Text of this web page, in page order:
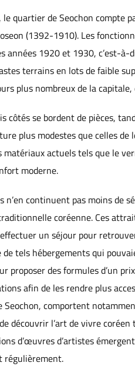
quartier de Seochon compte
(1392-1910). Les
1920 et 1930, c’est-à-
terrains en lots de faible
plus nombreux de la
se bordent de pièces,
plus modestes que celles
actuels tels que le
moderne.
continuent pas moins de
coréenne. Ces
un séjour pour
tels hébergements qui
proposer des formules d’un
afin de les rendre plus
comportent
découvrir l’art de vivre
d’œuvres d’artistes
régulièrement.